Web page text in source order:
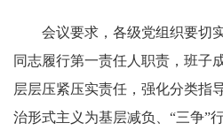
会议要求，各级党组织要切
同志履行第一责任人职责，班子
层层压紧压实责任，强化分类指
治形式主义为基层减负、“三争”